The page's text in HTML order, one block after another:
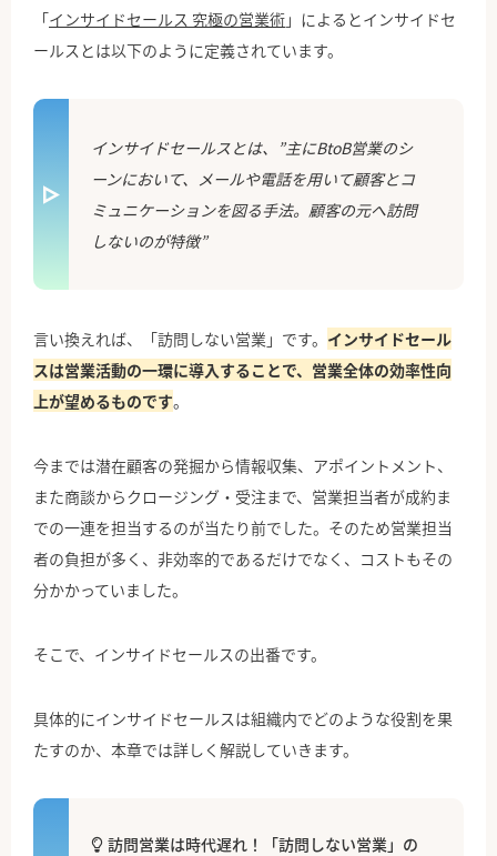
「インサイドセールス 究極の営業術 」によるとインサイドセ
ールスとは以下のように定義されています。
インサイドセールスとは、”主にBtoB営業のシ
ーンにおいて、メールや電話を用いて顧客とコ
ミュニケーションを図る手法。顧客の元へ訪問
しないのが特徴”
言い換えれば、「訪問しない営業」です。 インサイドセール
スは営業活動の一環に導入することで、営業全体の効率性向
上が望めるものです。
今までは潜在顧客の発掘から情報収集、アポイントメント、
また商談からクロージング・受注まで、営業担当者が成約ま
での一連を担当するのが当たり前でした。そのため営業担当
者の負担が多く、非効率的であるだけでなく、コストもその
分かかっていました。
そこで、インサイドセールスの出番です。
具体的にインサイドセールスは組織内でどのような役割を果
たすのか、本章では詳しく解説していきます。
訪問営業は時代遅れ！「訪問しない営業」の